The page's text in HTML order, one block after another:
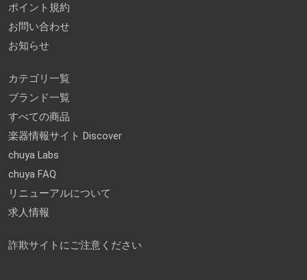
ポイント規約
お問い合わせ
お知らせ
カテゴリ一覧
ブランド一覧
すべての商品
楽器情報サイト Discover
chuya Labs
chuya FAQ
リニューアルについて
求人情報
詐欺サイトにご注意ください